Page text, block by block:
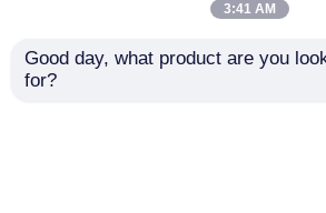
Générateur silencieux
3:41 AM
Good day, what product are you
for?